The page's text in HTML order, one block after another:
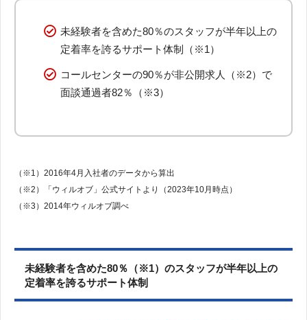
未経験者を含めた80％のスタッフが半年以上の
定着率を誇るサポート体制（※1）
コールセンターの90％が非公開求人（※2）で
面談通過者82％（※3）
（※1）2016年4月入社者のデータから算出
（※2）「ウィルオブ」公式サイトより（2023年10月時点）
（※3）2014年ウィルオブ調べ
未経験者を含めた80％（※1）のスタッフが半年以上の
定着率を誇るサポート体制